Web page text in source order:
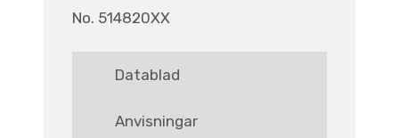
No. 514820XX
Datablad
Anvisningar